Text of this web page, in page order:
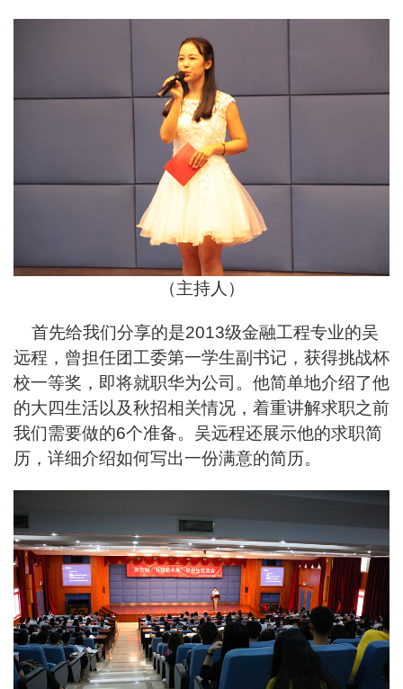
（主持人）
首先给我们分享的是2013级金融工程专业的吴
远程，曾担任团工委第一学生副书记，获得挑战杯
校一等奖，即将就职华为公司。他简单地介绍了他
的大四生活以及秋招相关情况，着重讲解求职之前
我们需要做的6个准备。吴远程还展示他的求职简
历，详细介绍如何写出一份满意的简历。